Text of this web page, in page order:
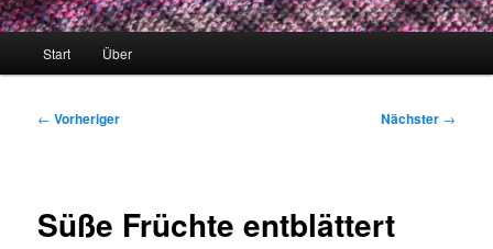
Start Über
Beitragsnavigation
← Vorheriger Nächster →
Süße Früchte entblättert